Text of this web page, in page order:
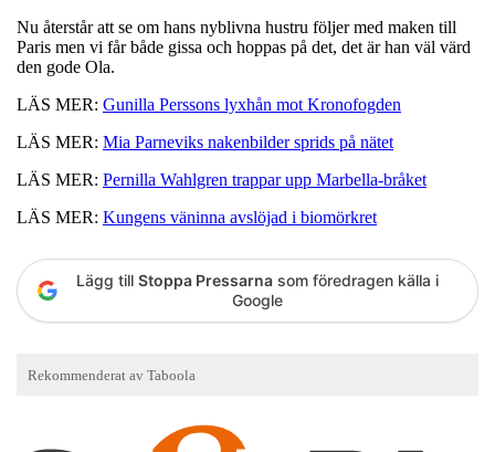
Nu återstår att se om hans nyblivna hustru följer med maken till
Paris men vi får både gissa och hoppas på det, det är han väl värd
den gode Ola.
LÄS MER: Gunilla Perssons lyxhån mot Kronofogden
LÄS MER: Mia Parneviks nakenbilder sprids på nätet
LÄS MER: Pernilla Wahlgren trappar upp Marbella-bråket
LÄS MER: Kungens väninna avslöjad i biomörkret
Lägg till Stoppa Pressarna som föredragen källa i
Google